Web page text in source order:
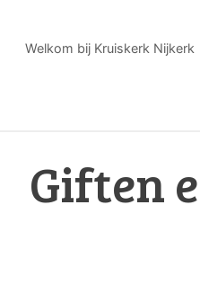
Welkom bij Kruiskerk Nijkerk
Giften